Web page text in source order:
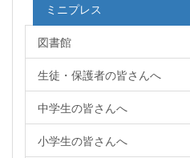
ミニプレス
図書館
生徒・保護者の皆さんへ
中学生の皆さんへ
小学生の皆さんへ